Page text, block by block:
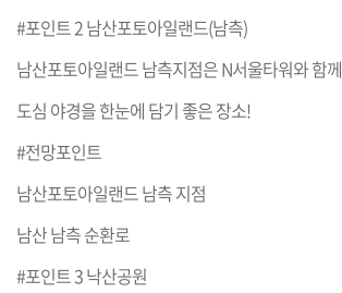
#포인트 2 남산포토아일랜드(남측)
남산포토아일랜드 남측지점은 N서울타워와 함께
도심 야경을 한눈에 담기 좋은 장소!
#전망포인트
남산포토아일랜드 남측 지점
남산 남측 순환로
#포인트 3 낙산공원